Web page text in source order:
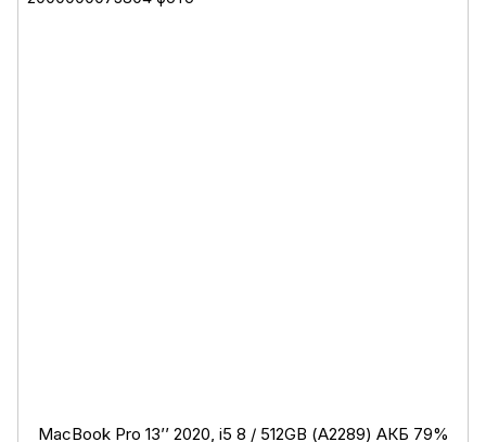
MacBook Pro 13’’ 2020, i5 8 / 512GB (А2289) АКБ 79%